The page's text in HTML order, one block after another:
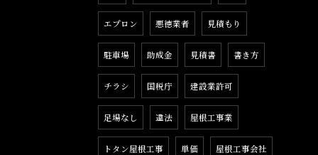
エプロン 悪徳業者 見積もり
駐車場 助成金 見積書 書き方
チラシ 国税庁 建設業許可
足場なし 違法 屋根工事業
トタン屋根工事 単価 屋根工事会社